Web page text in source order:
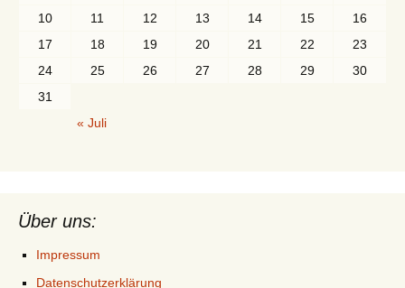
10
11 12 13 14 15
16
17
18 19 20 21 22
23
24
25 26 27 28 29
30
31
« Juli
Über uns:
Impressum
Datenschutzerklärung